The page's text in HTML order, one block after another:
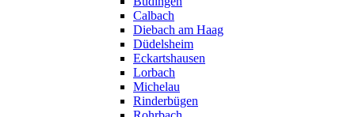
Calbach
Diebach am Haag
Düdelsheim
Eckartshausen
Lorbach
Michelau
Rinderbügen